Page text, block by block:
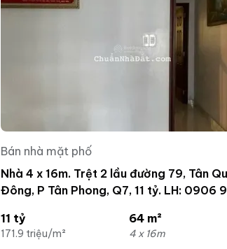
Bán nhà mặt phố
Nhà 4 x 16m. Trệt 2 lầu đường 79, Tân
Đông, P Tân Phong, Q7, 11 tỷ. LH: 0906
11 tỷ
171.9 triệu/m²
64 m²
4 x 16m